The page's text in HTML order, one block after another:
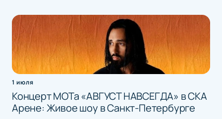
1 июля
Концерт МОТа «АВГУСТ НАВСЕГДА» в СКА
Арене: Живое шоу в Санкт-Петербурге